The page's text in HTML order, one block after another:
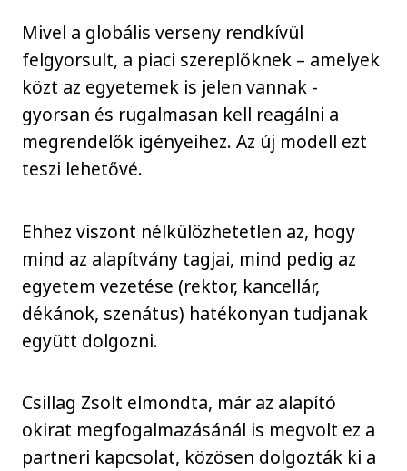
Mivel a globális verseny rendkívül
felgyorsult, a piaci szereplőknek – amelyek
közt az egyetemek is jelen vannak -
gyorsan és rugalmasan kell reagálni a
megrendelők igényeihez. Az új modell ezt
teszi lehetővé.
Ehhez viszont nélkülözhetetlen az, hogy
mind az alapítvány tagjai, mind pedig az
egyetem vezetése (rektor, kancellár,
dékánok, szenátus) hatékonyan tudjanak
együtt dolgozni.
Csillag Zsolt elmondta, már az alapító
okirat megfogalmazásánál is megvolt ez a
partneri kapcsolat, közösen dolgozták ki a